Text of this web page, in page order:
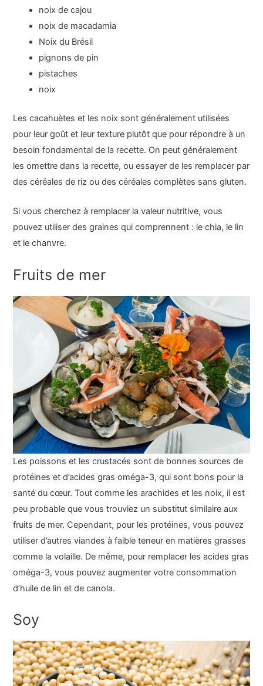
noix de cajou
noix de macadamia
Noix du Brésil
pignons de pin
pistaches
noix
Les cacahuètes et les noix sont généralement utilisées
pour leur goût et leur texture plutôt que pour répondre à un
besoin fondamental de la recette. On peut généralement
les omettre dans la recette, ou essayer de les remplacer par
des céréales de riz ou des céréales complètes sans gluten.
Si vous cherchez à remplacer la valeur nutritive, vous
pouvez utiliser des graines qui comprennent : le chia, le lin
et le chanvre.
Fruits de mer
Les poissons et les crustacés sont de bonnes sources de
protéines et d’acides gras oméga-3, qui sont bons pour la
santé du cœur. Tout comme les arachides et les noix, il est
peu probable que vous trouviez un substitut similaire aux
fruits de mer. Cependant, pour les protéines, vous pouvez
utiliser d’autres viandes à faible teneur en matières grasses
comme la volaille. De même, pour remplacer les acides gras
oméga-3, vous pouvez augmenter votre consommation
d’huile de lin et de canola.
Soy